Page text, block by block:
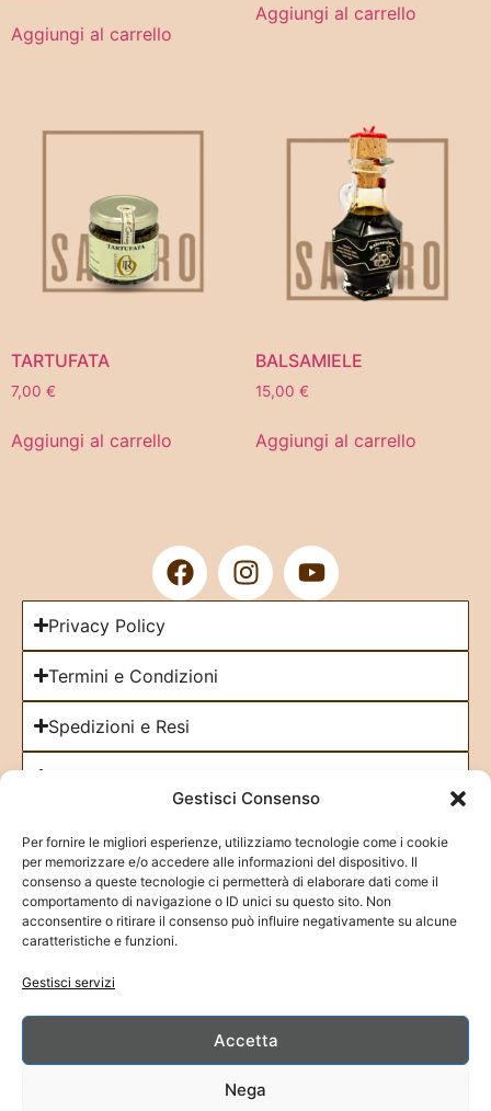
Gestisci Consenso
Per fornire le migliori esperienze, utilizziamo tecnologie come i cookie
per memorizzare e/o accedere alle informazioni del dispositivo. Il
consenso a queste tecnologie ci permetterà di elaborare dati come il
comportamento di navigazione o ID unici su questo sito. Non
acconsentire o ritirare il consenso può influire negativamente su alcune
caratteristiche e funzioni.
Gestisci servizi
Accetta
Nega
Aggiungi al carrello
Aggiungi al carrello
TARTUFATA
7,00 €
Aggiungi al carrello
BALSAMIELE
15,00 €
Aggiungi al carrello
Privacy Policy
Termini e Condizioni
Spedizioni e Resi
Fai clic su "Accetto" per abilitare Google
Accetto